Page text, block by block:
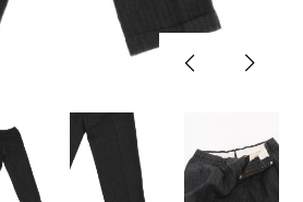
PreviousNext